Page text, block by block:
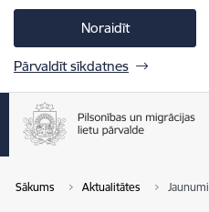
Noraidīt
Pārvaldīt sīkdatnes
Sākums Aktualitātes Jaunumi